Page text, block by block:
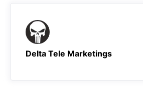
Delta Tele Marketings